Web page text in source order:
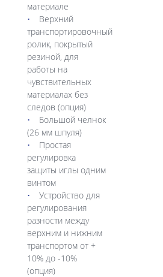
материале
Верхний
транспортировочный
ролик, покрытый
резиной, для
работы на
чувствительных
материалах без
следов (опция)
Большой челнок
(26 мм шпуля)
Простая
регулировка
защиты иглы одним
винтом
Устройство для
регулирования
разности между
верхним и нижним
транспортом от +
10% до -10%
(опция)